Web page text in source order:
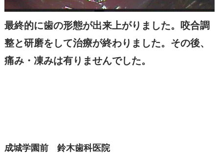
最終的に歯の形態が出来上がりました。咬合調
整と研磨をして治療が終わりました。その後、
痛み・凍みは有りませんでした。
成城学園前 鈴木歯科医院